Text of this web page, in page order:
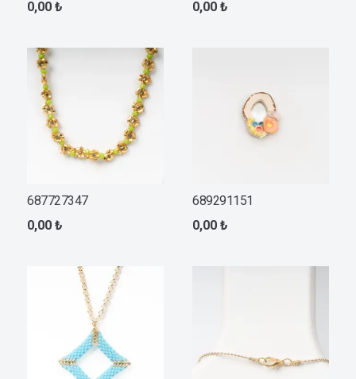
0,00 ₺
0,00 ₺
687727347
0,00 ₺
689291151
0,00 ₺